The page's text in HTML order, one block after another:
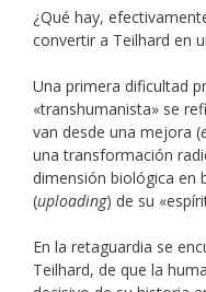
¿Qué hay,
convertir a Teilhard en
Una primera dificultad
«transhumanista» se
van desde una mejora (
una transformación
dimensión biológica en
(uploading) de su
En la retaguardia se
Teilhard, de que la